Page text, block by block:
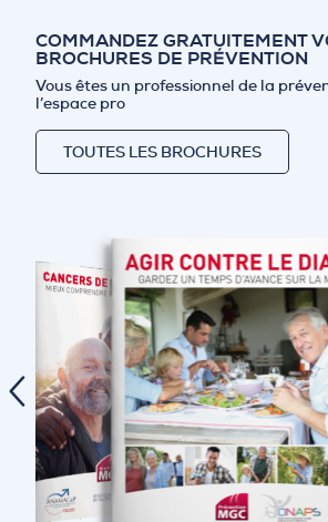
COMMANDEZ GRATUITEMENT
BROCHURES DE PRÉVENTION
Vous êtes un professionnel de la
l’espace pro
TOUTES LES BROCHURES